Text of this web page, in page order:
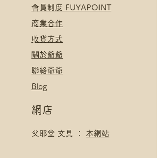
​會員制度 FUYAPOINT
​商業合作
​收貨方式
關於爺爺
聯絡爺爺
Blog
網店
父耶堂 文具 ： 本網站